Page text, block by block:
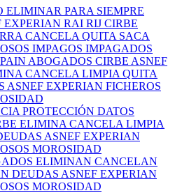
ELIMINAR PARA SIEMPRE
EXPERIAN RAI RIJ CIRBE
CANCELA QUITA SACA
IMPAGOS IMPAGADOS
ABOGADOS CIRBE ASNEF
CANCELA LIMPIA QUITA
ASNEF EXPERIAN FICHEROS
PROTECCIÓN DATOS
ELIMINA CANCELA LIMPIA
ASNEF EXPERIAN
MOROSIDAD
ELIMINAN CANCELAN
DEUDAS ASNEF EXPERIAN
MOROSIDAD